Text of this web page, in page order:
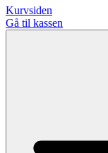
Kurvsiden
Gå til kassen